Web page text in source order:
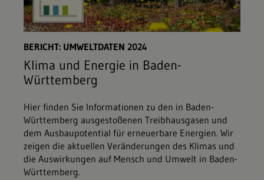
BERICHT: UMWELTDATEN 2024
Klima und Energie in Baden-
Württemberg
Hier finden Sie Informationen zu den in Baden-
Württemberg ausgestoßenen Treibhausgasen und
dem Ausbaupotential für erneuerbare Energien. Wir
zeigen die aktuellen Veränderungen des Klimas und
die Auswirkungen auf Mensch und Umwelt in Baden-
Württemberg.